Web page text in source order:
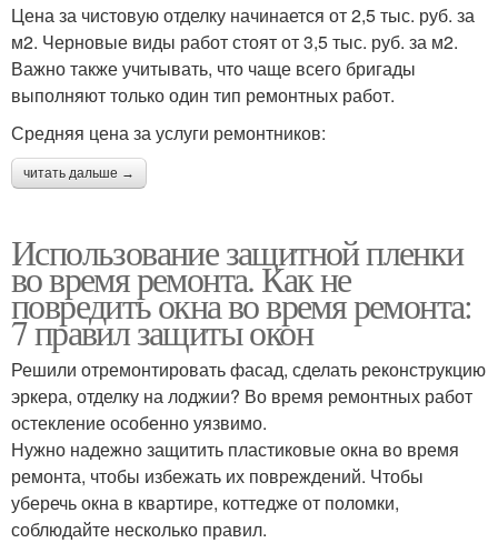
Цена за чистовую отделку начинается от 2,5 тыс. руб. за
м2. Черновые виды работ стоят от 3,5 тыс. руб. за м2.
Важно также учитывать, что чаще всего бригады
выполняют только один тип ремонтных работ.
Средняя цена за услуги ремонтников:
читать дальше →
Использование защитной пленки
во время ремонта. Как не
повредить окна во время ремонта:
7 правил защиты окон
Решили отремонтировать фасад, сделать реконструкцию
эркера, отделку на лоджии? Во время ремонтных работ
остекление особенно уязвимо.
Нужно надежно защитить пластиковые окна во время
ремонта, чтобы избежать их повреждений. Чтобы
уберечь окна в квартире, коттедже от поломки,
соблюдайте несколько правил.